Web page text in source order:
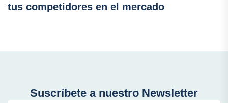
tus competidores en el mercado
Suscríbete a nuestro Newsletter